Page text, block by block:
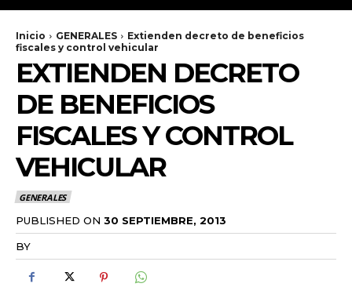
Inicio GENERALES
Extienden decreto de beneficios
fiscales y control vehicular
EXTIENDEN DECRETO
DE BENEFICIOS
FISCALES Y CONTROL
VEHICULAR
GENERALES
PUBLISHED ON 30 SEPTIEMBRE, 2013
BY